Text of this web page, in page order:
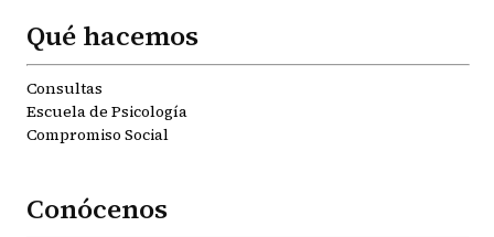
Qué hacemos
Consultas
Escuela de Psicología
Compromiso Social
Conócenos